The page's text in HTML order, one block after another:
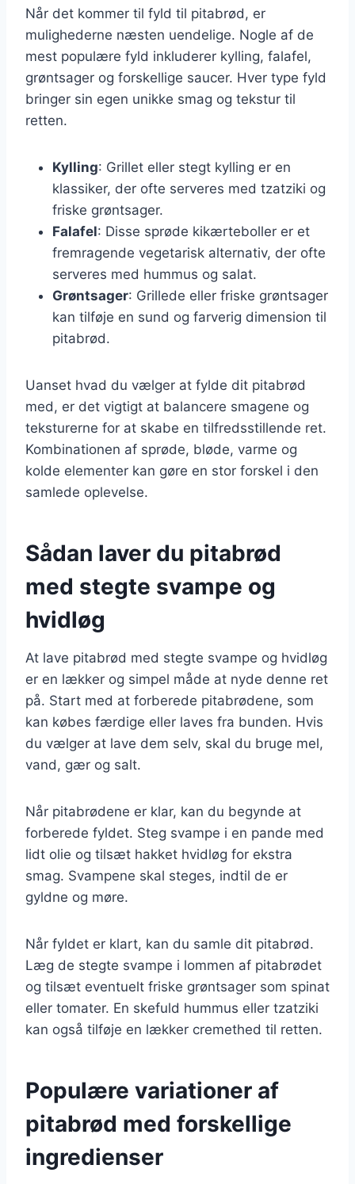
Når det kommer til fyld til pitabrød, er
mulighederne næsten uendelige. Nogle af de
mest populære fyld inkluderer kylling, falafel,
grøntsager og forskellige saucer. Hver type fyld
bringer sin egen unikke smag og tekstur til
retten.
Kylling: Grillet eller stegt kylling er en
klassiker, der ofte serveres med tzatziki og
friske grøntsager.
Falafel: Disse sprøde kikærteboller er et
fremragende vegetarisk alternativ, der ofte
serveres med hummus og salat.
Grøntsager: Grillede eller friske grøntsager
kan tilføje en sund og farverig dimension til
pitabrød.
Uanset hvad du vælger at fylde dit pitabrød
med, er det vigtigt at balancere smagene og
teksturerne for at skabe en tilfredsstillende ret.
Kombinationen af sprøde, bløde, varme og
kolde elementer kan gøre en stor forskel i den
samlede oplevelse.
Sådan laver du pitabrød
med stegte svampe og
hvidløg
At lave pitabrød med stegte svampe og hvidløg
er en lækker og simpel måde at nyde denne ret
på. Start med at forberede pitabrødene, som
kan købes færdige eller laves fra bunden. Hvis
du vælger at lave dem selv, skal du bruge mel,
vand, gær og salt.
Når pitabrødene er klar, kan du begynde at
forberede fyldet. Steg svampe i en pande med
lidt olie og tilsæt hakket hvidløg for ekstra
smag. Svampene skal steges, indtil de er
gyldne og møre.
Når fyldet er klart, kan du samle dit pitabrød.
Læg de stegte svampe i lommen af pitabrødet
og tilsæt eventuelt friske grøntsager som spinat
eller tomater. En skefuld hummus eller tzatziki
kan også tilføje en lækker cremethed til retten.
Populære variationer af
pitabrød med forskellige
ingredienser